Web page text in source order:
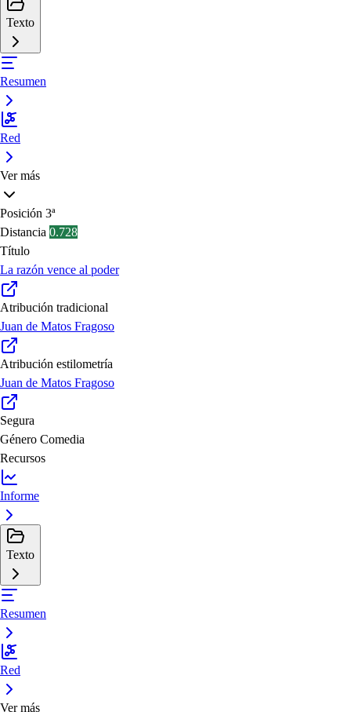
Texto
Resumen
Red
Ver más
Posición 3ª
Distancia 0.728
Título
La razón vence al poder
Atribución tradicional
Juan de Matos Fragoso
Atribución estilometría
Juan de Matos Fragoso
Segura
Género Comedia
Recursos
Informe
Texto
Resumen
Red
Ver más